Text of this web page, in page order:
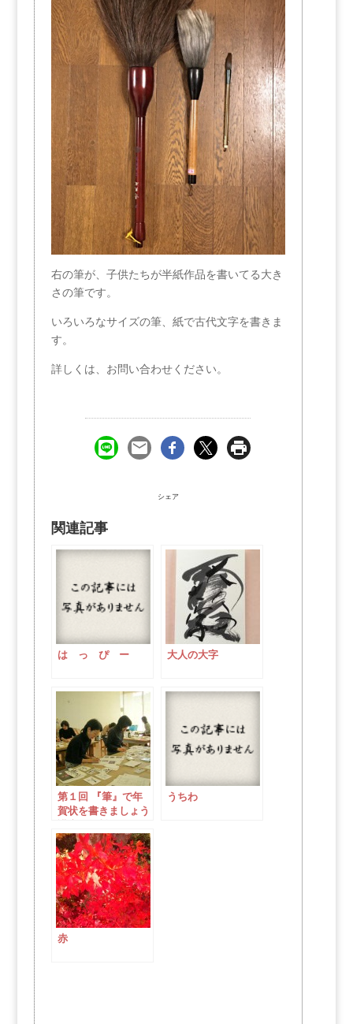
右の筆が、子供たちが半紙作品を書いてる大き
さの筆です。
いろいろなサイズの筆、紙で古代文字を書きま
す。
詳しくは、お問い合わせください。
シェア
関連記事
は っ ぴ ー 大人の大字
第１回 『筆』で年
賀状を書きましょう
うちわ
赤